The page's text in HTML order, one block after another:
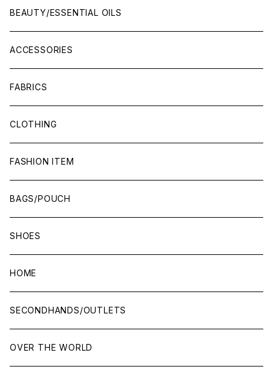
BEAUTY/ESSENTIAL OILS
ACCESSORIES
FABRICS
CLOTHING
FASHION ITEM
BAGS/POUCH
SHOES
HOME
SECONDHANDS/OUTLETS
OVER THE WORLD